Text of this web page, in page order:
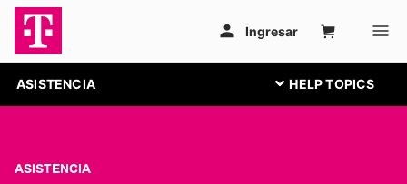
ASISTENCIA
ASISTENCIA